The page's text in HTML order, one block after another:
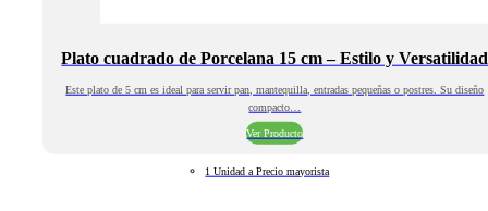
Plato cuadrado de Porcelana 15 cm – Estilo y Versatilidad
Este plato de 5 cm es ideal para servir pan, mantequilla, entradas pequeñas o postres. Su diseño
compacto…
Ver Producto
1 Unidad a Precio mayorista